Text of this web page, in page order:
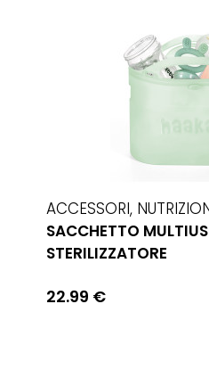
ACCESSORI,
SACCHETTO
STERILIZZATORE
22.99 €